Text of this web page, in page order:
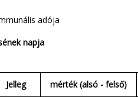
adója
napja
Jelleg mérték (alsó - felső)